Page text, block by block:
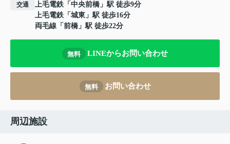
交通 上毛電鉄 「 中央前橋 」駅 徒歩9分
上毛電鉄 「 城東 」駅 徒歩16分
両毛線 「 前橋 」駅 徒歩22分
無料 LINEからお問い合わせ
無料 お問い合わせ
周辺施設